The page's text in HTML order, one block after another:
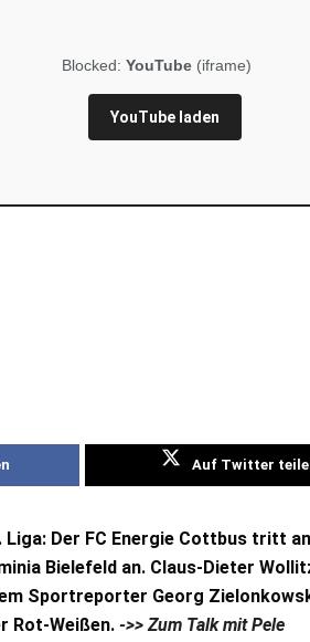
Blocked: YouTube(iframe)
YouTube laden
Auf Twitter
Der FC Energie Cottbus tritt
Bielefeld an. Claus-Dieter
Sportreporter Georg
Rot-Weißen. ->> Zum Talk mit Pele